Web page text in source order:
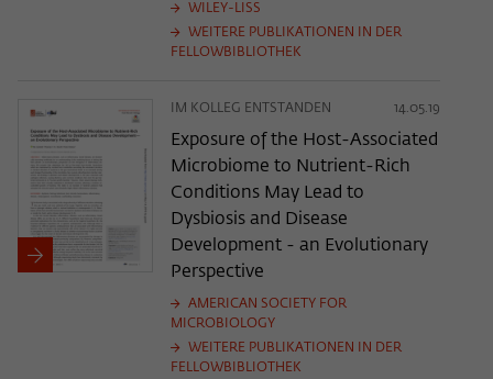
WILEY-LISS
WEITERE PUBLIKATIONEN IN DER
FELLOWBIBLIOTHEK
IM KOLLEG ENTSTANDEN 14.05.19
Exposure of the Host-Associated
Microbiome to Nutrient-Rich
Conditions May Lead to
Dysbiosis and Disease
Development - an Evolutionary
Perspective
AMERICAN SOCIETY FOR
MICROBIOLOGY
WEITERE PUBLIKATIONEN IN DER
FELLOWBIBLIOTHEK